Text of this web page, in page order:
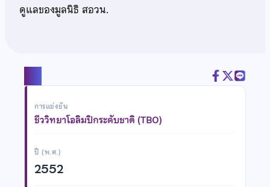
ดูแลของมูลนิธิ สอวน.
การแข่งขัน
ชีววิทยาโอลิมปิกระดับชาติ (TBO)
ปี (พ.ศ.)
2552